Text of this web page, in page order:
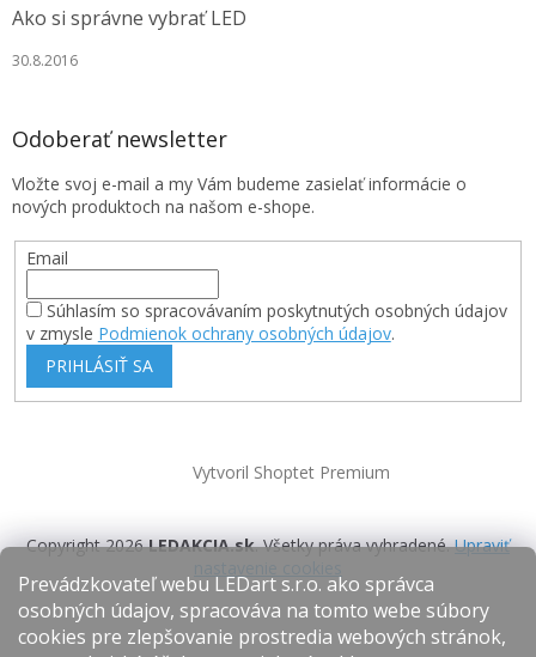
Prevádzkovateľ webu LEDart s.r.o. ako správca
osobných údajov, spracováva na tomto webe súbory
cookies pre zlepšovanie prostredia webových stránok,
Ako si správne vybrať LED
30.8.2016
Odoberať newsletter
Vložte svoj e-mail a my Vám budeme zasielať informácie o
nových produktoch na našom e-shope.
Email
Súhlasím so spracovávaním poskytnutých osobných údajov
v zmysle Podmienok ochrany osobných údajov.
PRIHLÁSIŤ SA
Vytvoril Shoptet Premium
Copyright 2026LEDAKCIA.sk. Všetky práva vyhradené.Upraviť